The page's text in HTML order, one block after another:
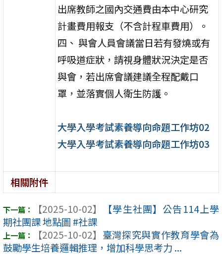
出席教師之國內交通費由本中心研究
計畫費用報支（不含計程車費用）。
四、 與會人員會議當日若有發燒或有
呼吸道症狀，請視身體狀況決定是否
與會，若出席會議建議全程配戴口
罩，並落實個人衛生防護。
大學入學考試素養導向命題工作坊02
大學入學考試素養導向命題工作坊03
相關附件
【2025-10-02】
【學生社團】公告114上學
期社團課 地點圖 #社課
【2025-10-02】 臺灣探究與實作教育學會為
鼓勵學生培養邏輯推理，增加科學思考力 ...